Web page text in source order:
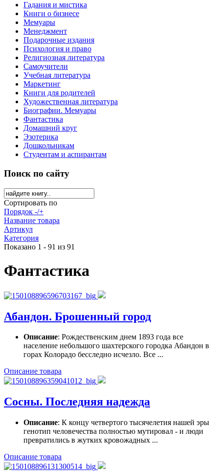
Гадания и мистика
Книги о бизнесе
Мемуары
Менеджмент
Подарочные издания
Психология и право
Религиозная литература
Самоучители
Учебная литература
Маркетинг
Книги для родителей
Художественная литература
Биографии. Мемуары
Фантастика
Домашний круг
Эзотерика
Дошкольникам
Студентам и аспирантам
Поиск по сайту
Сортировать по
Порядок -/+
Название товара
Артикул
Категория
Показано 1 - 91 из 91
Фантастика
Абандон. Брошенный город
Описание: Рождественским днем 1893 года все
население небольшого шахтерского городка Абандон в
горах Колорадо бесследно исчезло. Все ...
Описание товара
Сосны. Последняя надежда
Описание: К концу четвертого тысячелетия нашей эры
генотип человечества полностью мутировал - и люди
превратились в жутких кровожадных ...
Описание товара